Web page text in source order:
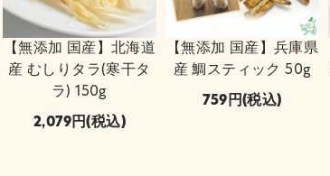
【無添加 国産】北海道
産 むしりタラ(寒干タ
ラ) 150g
2,079 (税込)
【無添加 国産】兵庫県
産 鯛スティック 50g
759 (税込)